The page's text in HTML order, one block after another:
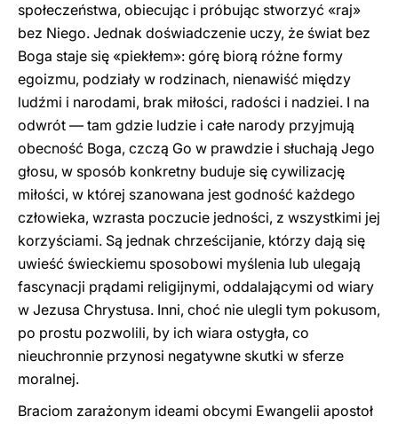
społeczeństwa, obiecując i próbując stworzyć «raj»
bez Niego. Jednak doświadczenie uczy, że świat bez
Boga staje się «piekłem»: górę biorą różne formy
egoizmu, podziały w rodzinach, nienawiść między
ludźmi i narodami, brak miłości, radości i nadziei. I na
odwrót — tam gdzie ludzie i całe narody przyjmują
obecność Boga, czczą Go w prawdzie i słuchają Jego
głosu, w sposób konkretny buduje się cywilizację
miłości, w której szanowana jest godność każdego
człowieka, wzrasta poczucie jedności, z wszystkimi jej
korzyściami. Są jednak chrześcijanie, którzy dają się
uwieść świeckiemu sposobowi myślenia lub ulegają
fascynacji prądami religijnymi, oddalającymi od wiary
w Jezusa Chrystusa. Inni, choć nie ulegli tym pokusom,
po prostu pozwolili, by ich wiara ostygła, co
nieuchronnie przynosi negatywne skutki w sferze
moralnej.
Braciom zarażonym ideami obcymi Ewangelii apostoł